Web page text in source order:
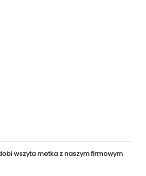
wszyta metka z naszym firmowym